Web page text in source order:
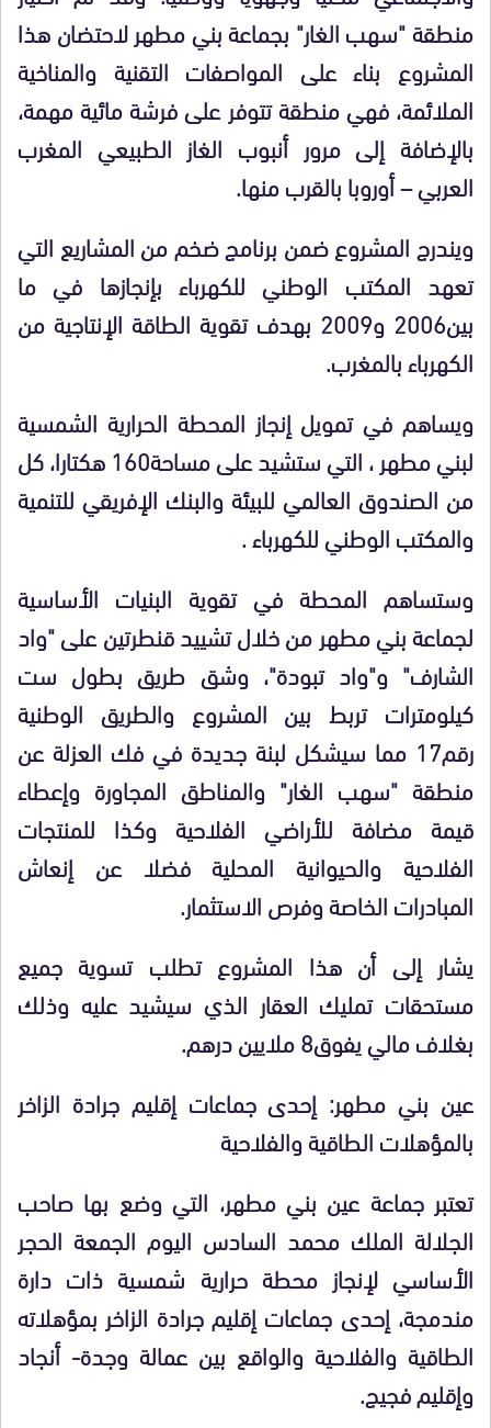
منطقة "سهب الغار" بجماعة بني مطهر لاحتضان هذا
المشروع بناء على المواصفات التقنية والمناخية
الملائمة، فهي منطقة تتوفر على فرشة مائية مهمة،
بالإضافة إلى مرور أنبوب الغاز الطبيعي المغرب
العربي – أوروبا بالقرب منها.
ويندرج المشروع ضمن برنامج ضخم من المشاريع التي
تعهد المكتب الوطني للكهرباء بإنجازها في ما
بين2006 و2009 بهدف تقوية الطاقة الإنتاجية من
الكهرباء بالمغرب.
ويساهم في تمويل إنجاز المحطة الحرارية الشمسية
لبني مطهر ، التي ستشيد على مساحة160 هكتارا، كل
من الصندوق العالمي للبيئة والبنك الإفريقي للتنمية
والمكتب الوطني للكهرباء .
وستساهم المحطة في تقوية البنيات الأساسية
لجماعة بني مطهر من خلال تشييد قنطرتين على "واد
الشارف" و"واد تبودة"، وشق طريق بطول ست
كيلومترات تربط بين المشروع والطريق الوطنية
رقم17 مما سيشكل لبنة جديدة في فك العزلة عن
منطقة "سهب الغار" والمناطق المجاورة وإعطاء
قيمة مضافة للأراضي الفلاحية وكذا للمنتجات
الفلاحية والحيوانية المحلية فضلا عن إنعاش
المبادرات الخاصة وفرص الاستثمار.
يشار إلى أن هذا المشروع تطلب تسوية جميع
مستحقات تمليك العقار الذي سيشيد عليه وذلك
بغلاف مالي يفوق8 ملايين درهم.
عين بني مطهر: إحدى جماعات إقليم جرادة الزاخر
بالمؤهلات الطاقية والفلاحية
تعتبر جماعة عين بني مطهر، التي وضع بها صاحب
الجلالة الملك محمد السادس اليوم الجمعة الحجر
الأساسي لإنجاز محطة حرارية شمسية ذات دارة
مندمجة، إحدى جماعات إقليم جرادة الزاخر بمؤهلاته
الطاقية والفلاحية والواقع بين عمالة وجدة- أنجاد
وإقليم فجيج.